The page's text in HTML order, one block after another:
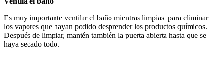
Es muy importante ventilar el baño mientras limpias, para eliminar
los vapores que hayan podido desprender los productos químicos.
Después de limpiar, mantén también la puerta abierta hasta que se
haya secado todo.